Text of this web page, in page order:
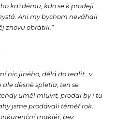
každému, kdo se k prodeji
Ani my bychom neváhali
znovu obrátili.“
nic jiného, dělá do realit...v
děsně spletla, ten se
uměl mluvit, prodal by i tu
jsme prodávali téměř rok,
makléř, bez